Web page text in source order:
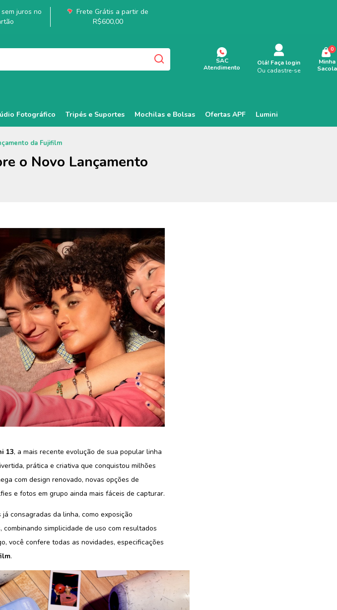
juros no
Frete Grátis a partir de
R$600,00
SAC
Atendimento
Olá! Faça login
Ou cadastre-se
Minha
Sacola
0
Fotográfico Tripés e Suportes Mochilas e Bolsas Ofertas APF Lumini
da Fujifilm
o Novo Lançamento
13, a mais recente evolução de sua popular linha
prática e criativa que conquistou milhões
com design renovado, novas opções de
e fotos em grupo ainda mais fáceis de capturar.
consagradas da linha, como exposição
simplicidade de uso com resultados
você confere todas as novidades, especificações
.